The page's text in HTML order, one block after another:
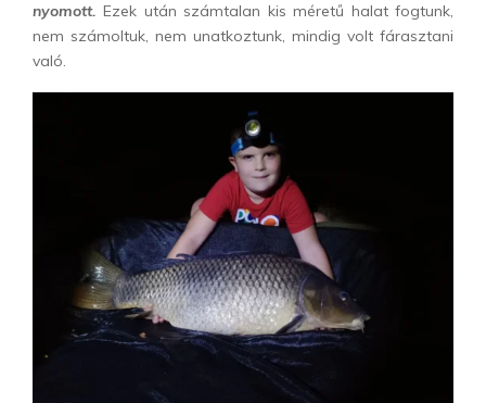
nyomott. Ezek után számtalan kis méretű halat fogtunk,
nem számoltuk, nem unatkoztunk, mindig volt fárasztani
való.